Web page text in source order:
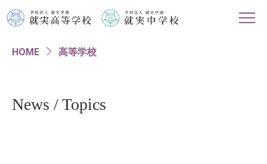
HOME
HOME 高等学校
News / Topics